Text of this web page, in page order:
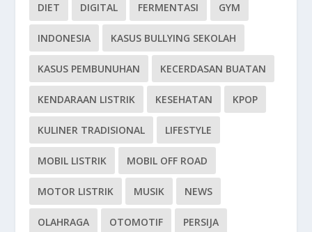
DIET DIGITAL FERMENTASI GYM
INDONESIA KASUS BULLYING SEKOLAH
KASUS PEMBUNUHAN KECERDASAN BUATAN
KENDARAAN LISTRIK KESEHATAN KPOP
KULINER TRADISIONAL LIFESTYLE
MOBIL LISTRIK MOBIL OFF ROAD
MOTOR LISTRIK MUSIK NEWS
OLAHRAGA OTOMOTIF PERSIJA